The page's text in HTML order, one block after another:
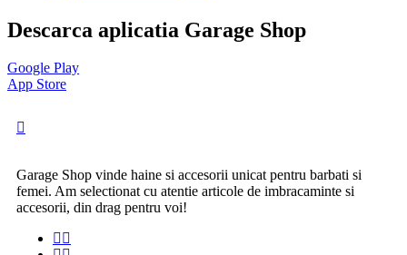
Descarca aplicatia Garage Shop
Google Play
App Store
Garage Shop vinde haine si accesorii unicat pentru barbati si
femei. Am selectionat cu atentie articole de imbracaminte si
accesorii, din drag pentru voi!